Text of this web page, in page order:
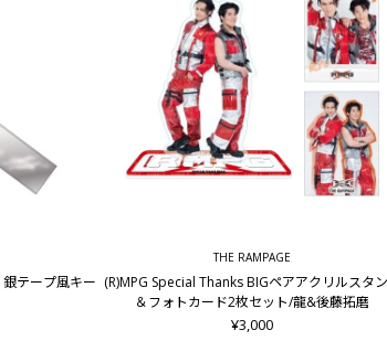
銀テープ風キー
THE RAMPAGE
(R)MPG Special Thanks BIGペアアクリルスタ
＆フォトカード2枚セット/龍&後藤拓磨
¥3,000